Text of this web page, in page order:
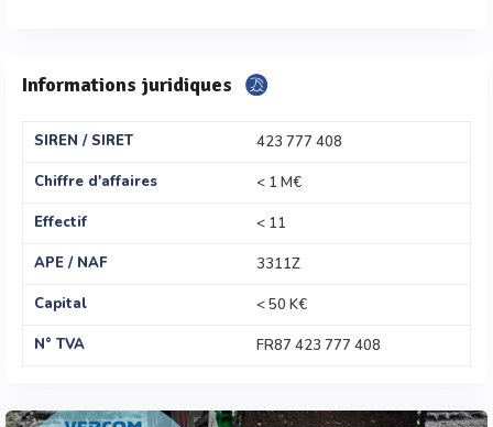
Informations juridiques
SIREN / SIRET
423 777 408
Chiffre d'affaires
< 1 M€
Effectif
< 11
APE / NAF
3311Z
Capital
< 50 K€
N° TVA
FR87 423 777 408